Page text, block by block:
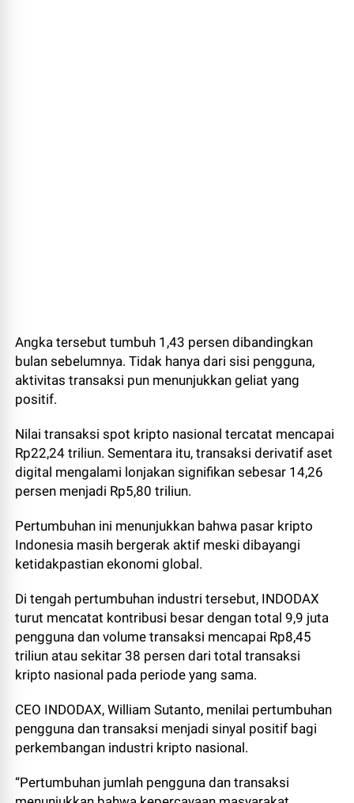
Angka tersebut tumbuh 1,43 persen dibandingkan
bulan sebelumnya. Tidak hanya dari sisi pengguna,
aktivitas transaksi pun menunjukkan geliat yang
positif.
Nilai transaksi spot kripto nasional tercatat mencapai
Rp22,24 triliun. Sementara itu, transaksi derivatif aset
digital mengalami lonjakan signifikan sebesar 14,26
persen menjadi Rp5,80 triliun.
Pertumbuhan ini menunjukkan bahwa pasar kripto
Indonesia masih bergerak aktif meski dibayangi
ketidakpastian ekonomi global.
Di tengah pertumbuhan industri tersebut, INDODAX
turut mencatat kontribusi besar dengan total 9,9 juta
pengguna dan volume transaksi mencapai Rp8,45
triliun atau sekitar 38 persen dari total transaksi
kripto nasional pada periode yang sama.
CEO INDODAX, William Sutanto, menilai pertumbuhan
pengguna dan transaksi menjadi sinyal positif bagi
perkembangan industri kripto nasional.
“Pertumbuhan jumlah pengguna dan transaksi